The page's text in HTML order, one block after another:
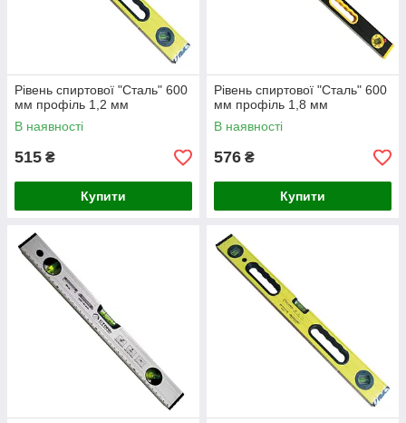
Рівень спиртової "Сталь" 600
мм профіль 1,2 мм
В наявності
515 ₴
Купити
Рівень спиртової "Сталь" 600
мм профіль 1,8 мм
В наявності
576 ₴
Купити